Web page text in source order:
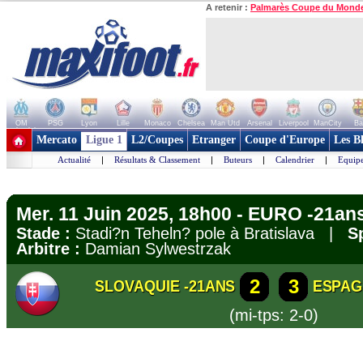
A retenir : Palmarès Coupe du
OM PSG Lyon Lille Monaco Chelsea Man Utd Arsenal Liverpool ManCity
+ de clubs
Mercato Ligue 1 L2/Coupes Etranger Coupe d'Europe Les
Actualité | Résultats & Classement | Buteurs | Calendrier |
Mer. 11 Juin 2025, 18h00 - EURO -
Stade : Stadi?n Teheln? pole à Bratislava |
Arbitre : Damian Sylwestrzak
SLOVAQUIE -21ANS 2 3
(mi-tps: 2-0)